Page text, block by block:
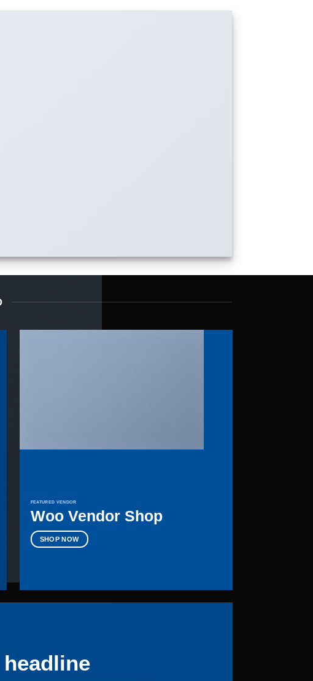
FEATURED VENDOR
Woo Vendor Shop
SHOP NOW